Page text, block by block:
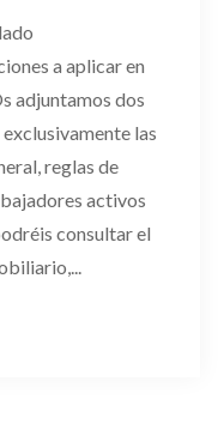
a aplicar en
adjuntamos dos
las
reglas de
activos
consultar el